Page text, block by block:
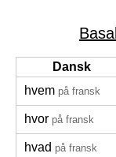
Dansk
hvem på fransk
hvor på fransk
hvad på fransk